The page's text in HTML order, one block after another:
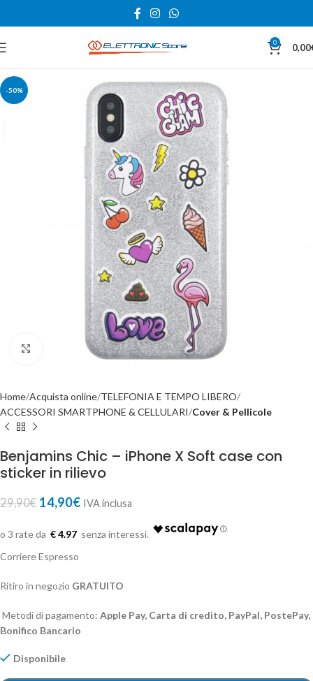
0 0,00
-50%
Click to enlarge
Home Acquista online TELEFONIA E TEMPO LIBERO
ACCESSORI SMARTPHONE & CELLULARI Cover & Pellicole
Benjamins Chic – iPhone X Soft case con
sticker in rilievo
29,90€ 14,90€ IVA inclusa
€ 4.97
Corriere Espresso
Ritiro in negozio GRATUITO
Metodi di pagamento: Apple Pay, Carta di credito, PayPal, PostePay,
Bonifico Bancario
Disponibile